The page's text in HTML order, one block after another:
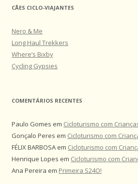
CÃES CICLO-VIAJANTES
Nero & Me
Long Haul Trekkers
Where’s Bixby
Cycling Gypsies
COMENTÁRIOS RECENTES
Paulo Gomes em Cicloturismo com
Gonçalo Peres em Cicloturismo com
FÉLIX BARBOSA em Cicloturismo com
Henrique Lopes em Cicloturismo com
Ana Pereira em Primeira S24O!